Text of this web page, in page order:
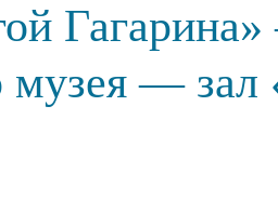
музея — зал